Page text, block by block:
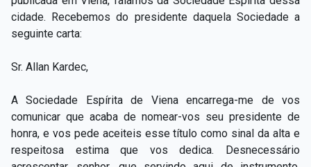
cidade. Recebemos do presidente daquela Sociedade a
seguinte carta:
Sr. Allan Kardec,
A Sociedade Espírita de Viena encarrega-me de vos
comunicar que acaba de nomear-vos seu presidente de
honra, e vos pede aceiteis esse título como sinal da alta e
respeitosa estima que vos dedica. Desnecessário